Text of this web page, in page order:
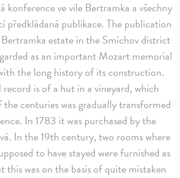
konference ve vile Bertramka a všechny
předkládaná publikace. The publication
estate in the Smíchov district
as an important Mozart memorial
the long history of its construction.
is of a hut in a vineyard, which
centuries was gradually transformed
In 1783 it was purchased by the
In the 19th century, two rooms where
to have stayed were furnished as
this was on the basis of quite mistaken